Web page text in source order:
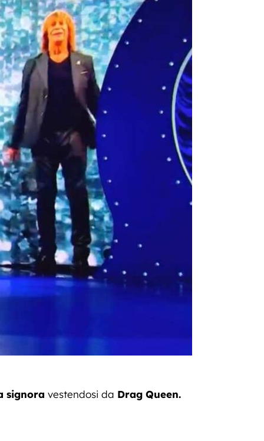
signora vestendosi da Drag Queen.